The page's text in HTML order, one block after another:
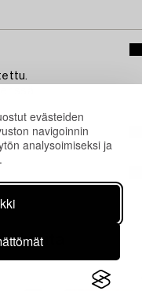
evästeiden
navigoinnin
analysoimiseksi ja